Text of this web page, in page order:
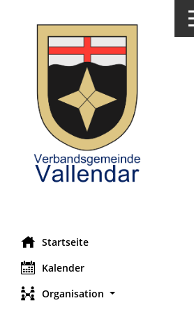
Startseite
Kalender
Organisation